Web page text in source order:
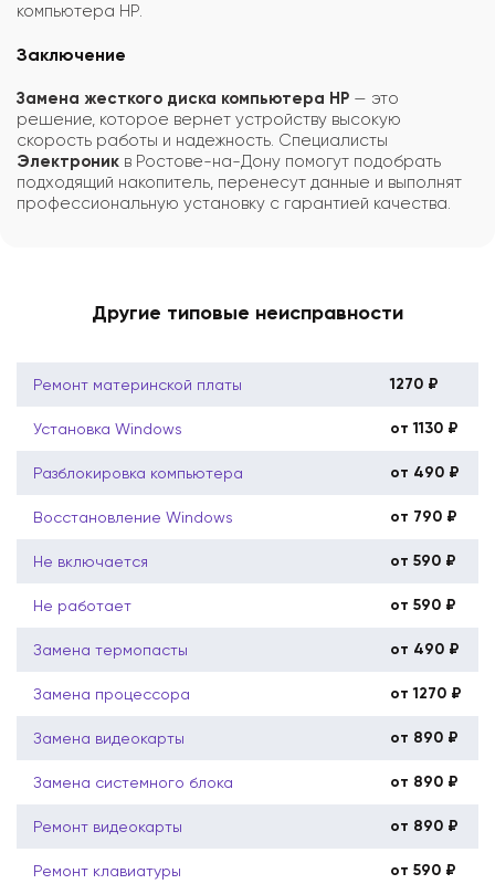
компьютера HP.
Заключение
Замена жесткого диска компьютера HP — это
решение, которое вернет устройству высокую
скорость работы и надежность. Специалисты
Электроник в Ростове-на-Дону помогут подобрать
подходящий накопитель, перенесут данные и выполнят
профессиональную установку с гарантией качества.
Другие типовые неисправности
Ремонт материнской платы 1270 ₽
Установка Windows от 1130 ₽
Разблокировка компьютера от 490 ₽
Восстановление Windows от 790 ₽
Не включается от 590 ₽
Не работает от 590 ₽
Замена термопасты от 490 ₽
Замена процессора от 1270 ₽
Замена видеокарты от 890 ₽
Замена системного блока от 890 ₽
Ремонт видеокарты от 890 ₽
Ремонт клавиатуры от 590 ₽